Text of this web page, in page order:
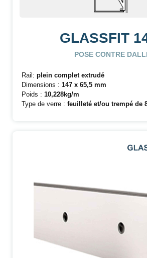
GLASSFIT
POSE CONTRE
Rail: plein complet extrudé
Dimensions : 147 x 65,5 mm
Poids : 10,228kg/m
Type de verre : feuilleté et/ou trempé de